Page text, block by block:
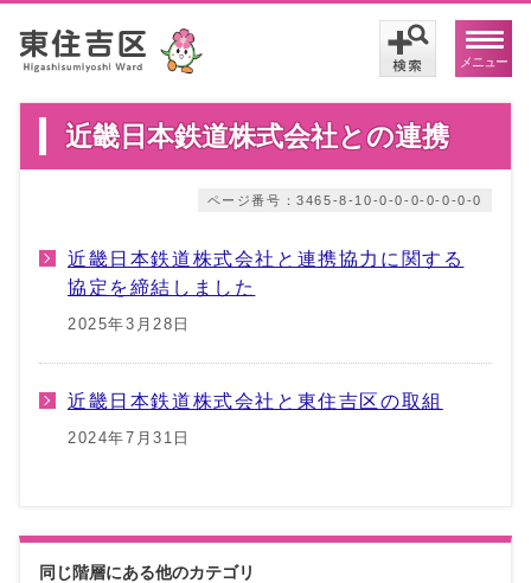
メニュー
近畿日本鉄道株式会社との連携
ページ番号：3465-8-10-0-0-0-0-0-0-0
近畿日本鉄道株式会社と連携協力に関する
協定を締結しました
2025年3月28日
近畿日本鉄道株式会社と東住吉区の取組
2024年7月31日
同じ階層にある他のカテゴリ